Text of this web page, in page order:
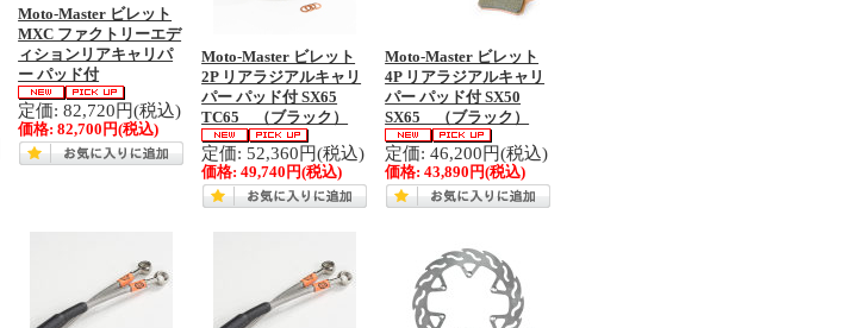
Moto-Master ビレット
MXC ファクトリーエデ
ィションリアキャリパ
ー パッド付
定価: 82,720円(税込)
価格:82,700円(税込)
Moto-Master ビレット
2P リアラジアルキャリ
パー パッド付 SX65
TC65 （ブラック）
定価: 52,360円(税込)
価格:49,740円(税込)
Moto-Master ビレット
4P リアラジアルキャリ
パー パッド付 SX50
SX65 （ブラック）
定価: 46,200円(税込)
価格:43,890円(税込)